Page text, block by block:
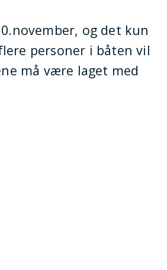
og det kun
personer i båten vil
må være laget med